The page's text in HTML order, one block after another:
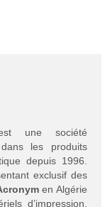
une société
les produits
depuis 1996.
exclusif des
en Algérie
d’impression,